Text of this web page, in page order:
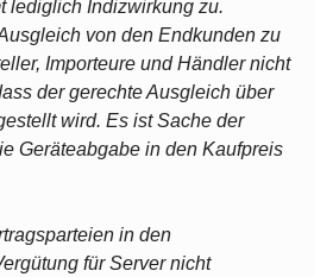
lediglich Indizwirkung zu.
von den Endkunden zu
Importeure und Händler nicht
der gerechte Ausgleich über
wird. Es ist Sache der
Geräteabgabe in den Kaufpreis
in den
für Server nicht